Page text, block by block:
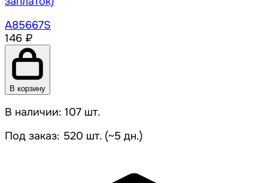
A85667S
146 ₽
В корзину
В наличии: 107 шт.
Под заказ: 520 шт. (~5 дн.)